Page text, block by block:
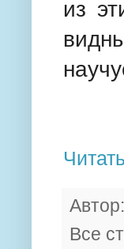
из
Автор:
Все